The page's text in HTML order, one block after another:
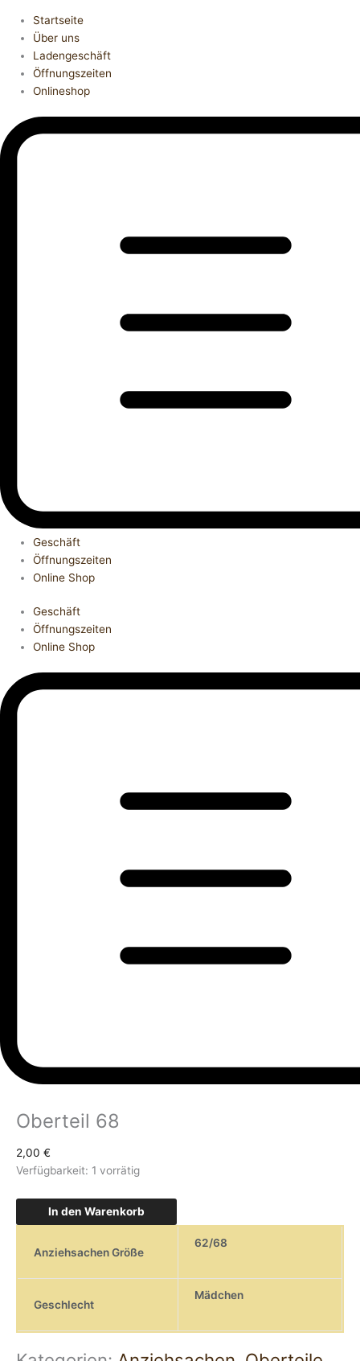
Startseite
Über uns
Ladengeschäft
Öffnungszeiten
Onlineshop
Geschäft
Öffnungszeiten
Online Shop
Geschäft
Öffnungszeiten
Online Shop
Oberteil 68
2,00 €
Verfügbarkeit: 1 vorrätig
In den Warenkorb
Anziehsachen Größe
62/68
Geschlecht
Mädchen